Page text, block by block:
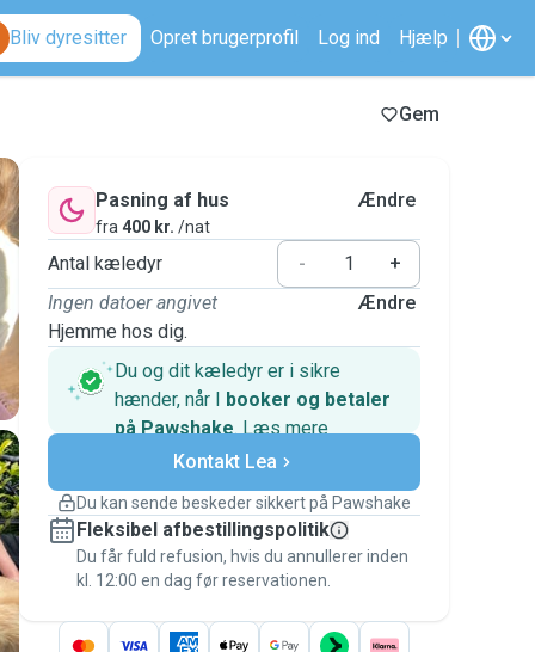
Bliv dyresitter Opret brugerprofil Log ind Hjælp
Gem
Pasning af hus
fra 400 kr. /nat
Ændre
Antal kæledyr -
+
Ingen datoer angivet
Hjemme hos dig.
Ændre
Du og dit kæledyr er i sikre
hænder, når I booker og betaler
på Pawshake. Læs mere
Sikre betalinger
Support, hvis planerne ændrer
Dækkede bookinger
Hold alt på Pawshake – fra den første
besked til betalingen – for at være dækket
af Pawshake-garantien.
Kontakt Lea
Du kan sende beskeder sikkert på Pawshake
Fleksibel afbestillingspolitik
Du får fuld refusion, hvis du annullerer inden
kl. 12:00 en dag før reservationen.